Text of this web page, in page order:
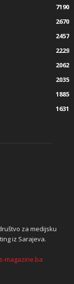
7190
2670
2457
2229
2062
2035
1885
1631
za medijsku
iz Sarajeva.
magazine.ba